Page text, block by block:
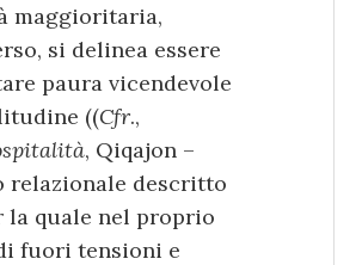
maggioritaria,
si delinea essere
paura vicendevole
((Cfr.,
, Qiqajon –
relazionale descritto
la quale nel proprio
fuori tensioni e